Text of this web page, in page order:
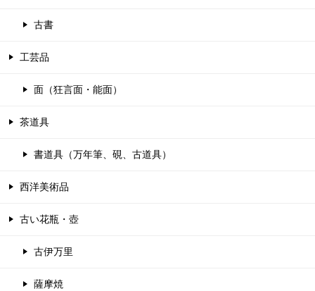
古書
工芸品
面（狂言面・能面）
茶道具
書道具（万年筆、硯、古道具）
西洋美術品
古い花瓶・壺
古伊万里
薩摩焼